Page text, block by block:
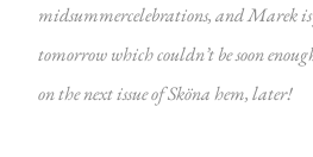
midsummercelebrations, and Marek
tomorrow which couldn’t be soon
on the next issue of Sköna hem, later!